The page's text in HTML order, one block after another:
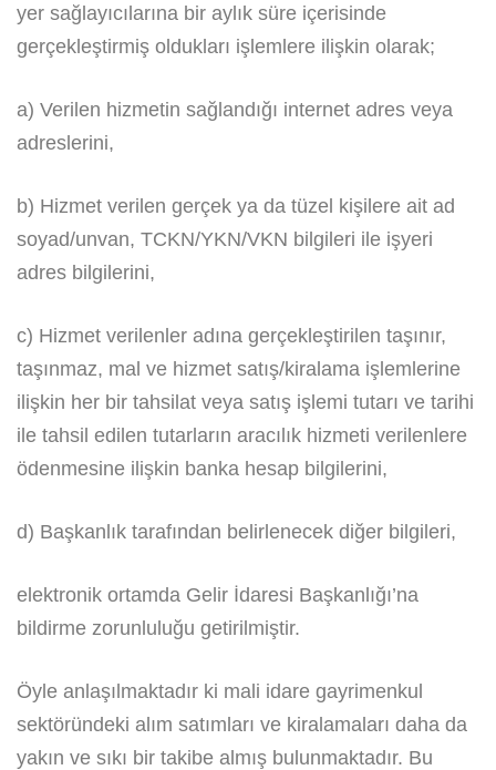
yer sağlayıcılarına bir aylık süre içerisinde
gerçekleştirmiş oldukları işlemlere ilişkin olarak;
a) Verilen hizmetin sağlandığı internet adres veya
adreslerini,
b) Hizmet verilen gerçek ya da tüzel kişilere ait ad
soyad/unvan, TCKN/YKN/VKN bilgileri ile işyeri
adres bilgilerini,
c) Hizmet verilenler adına gerçekleştirilen taşınır,
taşınmaz, mal ve hizmet satış/kiralama işlemlerine
ilişkin her bir tahsilat veya satış işlemi tutarı ve tarihi
ile tahsil edilen tutarların aracılık hizmeti verilenlere
ödenmesine ilişkin banka hesap bilgilerini,
d) Başkanlık tarafından belirlenecek diğer bilgileri,
elektronik ortamda Gelir İdaresi Başkanlığı’na
bildirme zorunluluğu getirilmiştir.
Öyle anlaşılmaktadır ki mali idare gayrimenkul
sektöründeki alım satımları ve kiralamaları daha da
yakın ve sıkı bir takibe almış bulunmaktadır. Bu